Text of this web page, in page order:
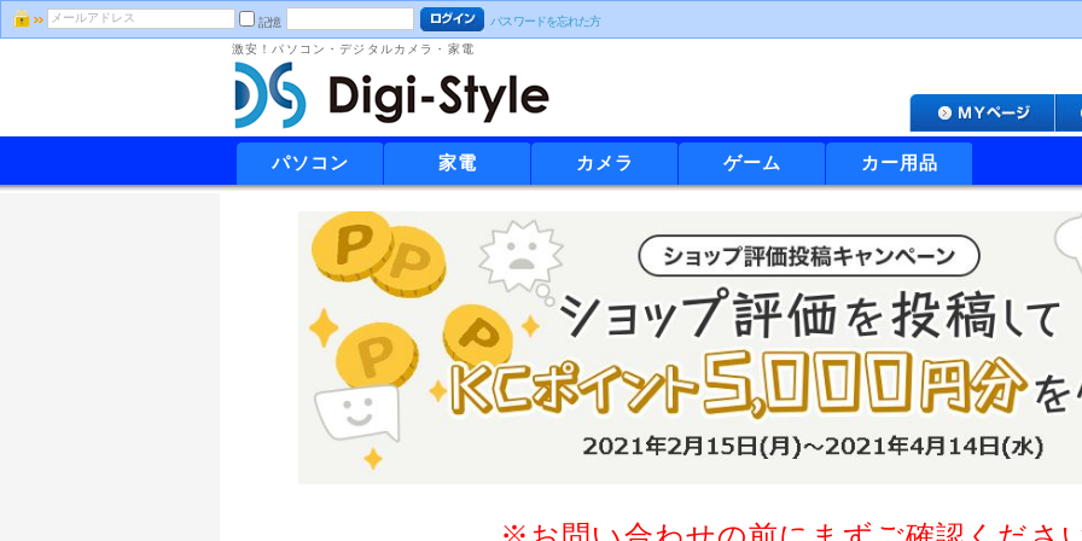
記憶 パスワードを忘れた方
激安！パソコン・デジタルカメラ・家電
パソコン 家電 カメラ ゲーム カー用品